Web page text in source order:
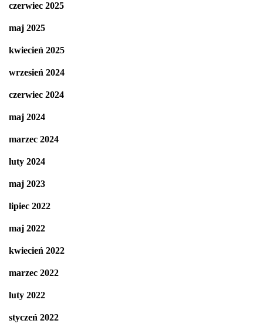
czerwiec 2025
maj 2025
kwiecień 2025
wrzesień 2024
czerwiec 2024
maj 2024
marzec 2024
luty 2024
maj 2023
lipiec 2022
maj 2022
kwiecień 2022
marzec 2022
luty 2022
styczeń 2022